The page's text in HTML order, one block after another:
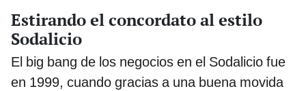
Estirando el concordato al estilo
Sodalicio
El big bang de los negocios en el Sodalicio fue
en 1999, cuando gracias a una buena movida